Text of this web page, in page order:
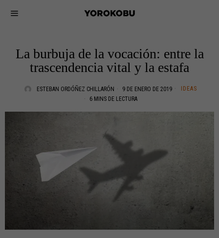
La burbuja de la vocación: entre la
trascendencia vital y la estafa
ESTEBAN ORDÓÑEZ CHILLARÓN 9 DE ENERO DE 2019
IDEAS
6 MINS DE LECTURA